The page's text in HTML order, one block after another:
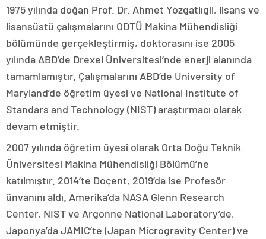
1975 yılında doğan Prof. Dr. Ahmet Yozgatlıgil, lisans ve
lisansüstü çalışmalarını ODTÜ Makina Mühendisliği
bölümünde gerçekleştirmiş, doktorasını ise 2005
yılında ABD’de Drexel Üniversitesi’nde enerji alanında
tamamlamıştır. Çalışmalarını ABD’de University of
Maryland’de öğretim üyesi ve National Institute of
Standars and Technology (NIST) araştırmacı olarak
devam etmiştir.
2007 yılında öğretim üyesi olarak Orta Doğu Teknik
Üniversitesi Makina Mühendisliği Bölümü’ne
katılmıştır. 2014’te Doçent, 2019’da ise Profesör
ünvanını aldı. Amerika’da NASA Glenn Research
Center, NIST ve Argonne National Laboratory’de,
Japonya’da JAMIC’te (Japan Microgravity Center) ve